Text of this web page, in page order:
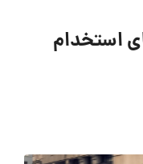
استخدام